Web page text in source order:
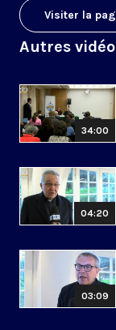
Visiter la
Autres
34:00
04:20
03:09